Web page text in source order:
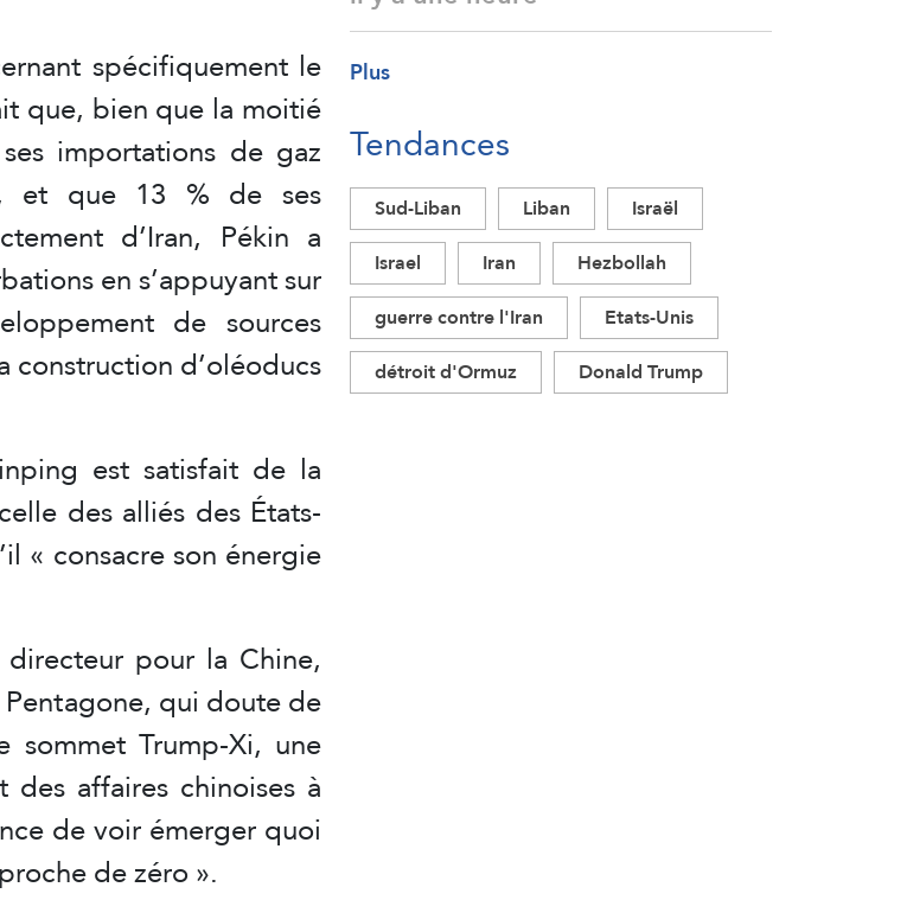
spécifiquement le
que, bien que la moitié
importations de gaz
et que 13 % de ses
d’Iran, Pékin a
en s’appuyant sur
de sources
construction d’oléoducs
est satisfait de la
des alliés des États-
« consacre son énergie
pour la Chine,
qui doute de
Trump-Xi, une
affaires chinoises à
de voir émerger quoi
de zéro ».
Plus
Tendances
Sud-Liban Liban
Israël
Israel
Iran
Hezbollah
guerre contre l'Iran
Etats-Unis
détroit d'Ormuz
Donald Trump